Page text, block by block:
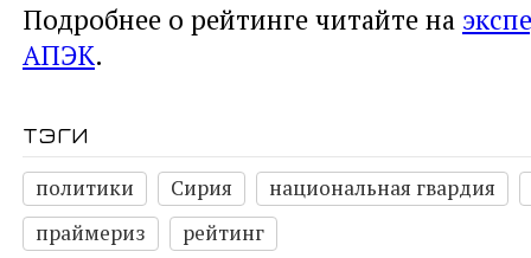
Подробнее о рейтинге читайте на
АПЭК.
тэги
политики Сирия
национальная гвардия
праймериз
рейтинг